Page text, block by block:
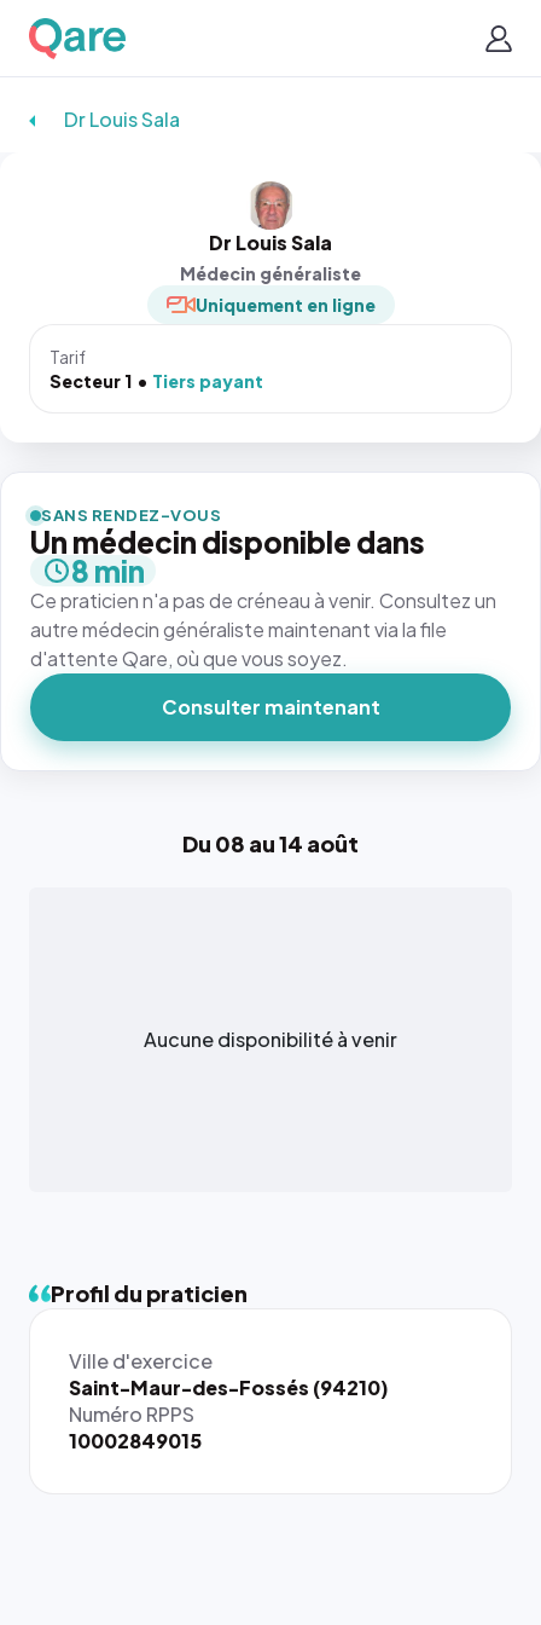
Dr Louis Sala
Dr Louis Sala
Médecin généraliste
Uniquement en ligne
Tarif
Secteur 1
Tiers payant
Du 08 au 14 août
Aucune disponibilité à venir
Profil du praticien
Ville d'exercice
Saint-Maur-des-Fossés (94210)
Numéro RPPS
10002849015
SANS RENDEZ-VOUS
Un médecin disponible dans
8 min
Ce praticien n'a pas de créneau à venir. Consultez un
autre médecin généraliste maintenant via la file
d'attente Qare, où que vous soyez.
Consulter maintenant
{# 40×40
: la taille
rendue par
`.profile-